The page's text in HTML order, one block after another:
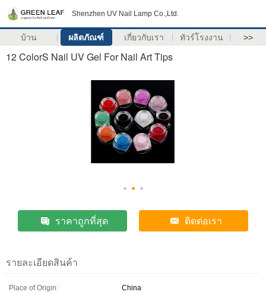
Shenzhen UV Nail Lamp Co.,Ltd.
บ้าน ผลิตภัณฑ์ เกี่ยวกับเรา ทัวร์โรงงาน >>
12 ColorS Nail UV Gel For Nail Art Tips
ราคาถูกที่สุด ติดต่อเรา
รายละเอียดสินค้า
Place of Origin:
China